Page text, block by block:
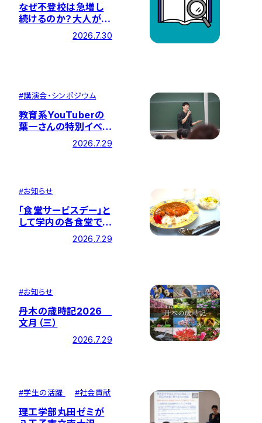
なぜ不登校は急増し
続けるのか？大人が見
直すべき「学習観」と子
どもの自己受容感を
2026.7.30
#講演会・シンポジウム
教育系YouTuberの
葉一さんの特別イベン
ト「遠すぎる目標。それ
でも私はこう戦った」
2026.7.29
#お知らせ
「食堂サービスデー」と
して学内の各食堂でカ
ツカレーを提供しまし
2026.7.29
#お知らせ
丹木の歳時記2026
文月（三）
2026.7.29
#学生の活躍 #社会貢献
理工学部丸田ゼミが